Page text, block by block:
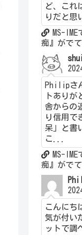
ど、これ
りだと思
MS-
痴』がで
Philipさ
トありが
舎からの
り信用
呆」と書
こ...
MS-
痴』がで
こんにち
気が付い
ットで調